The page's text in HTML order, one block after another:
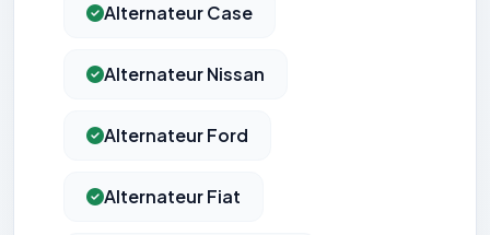
Alternateur Case
Alternateur Nissan
Alternateur Ford
Alternateur Fiat